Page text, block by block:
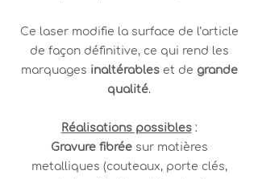
Ce laser modifie la surface de l’article
de façon définitive, ce qui rend les
marquages inaltérableset de grande
qualité.
Réalisations possibles:
Gravure fibréesur matières
metalliques (couteaux, porte clés,